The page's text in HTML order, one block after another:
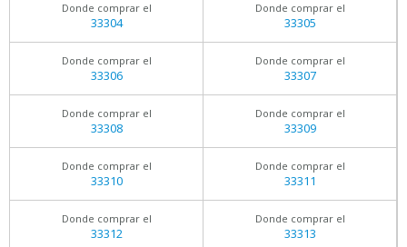
Donde comprar el
33304
Donde comprar el
33305
Donde comprar el
33306
Donde comprar el
33307
Donde comprar el
33308
Donde comprar el
33309
Donde comprar el
33310
Donde comprar el
33311
Donde comprar el
33312
Donde comprar el
33313